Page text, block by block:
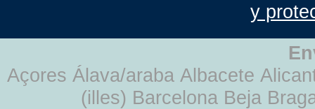
y
Açores Álava/araba Albacete
(illes) Barcelona Beja